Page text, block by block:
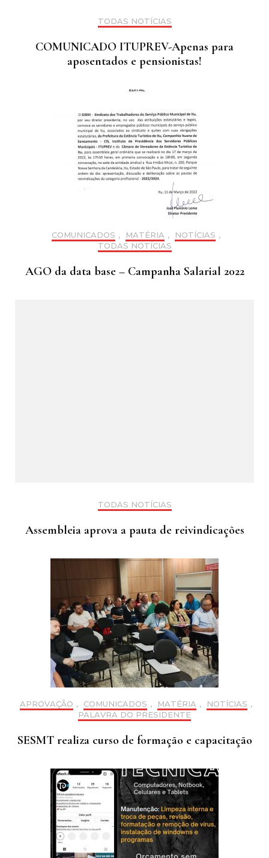
TODAS NOTÍCIAS
COMUNICADO ITUPREV-Apenas para
aposentados e pensionistas!
COMUNICADOS , MATÉRIA , NOTÍCIAS ,
TODAS NOTÍCIAS
AGO da data base – Campanha Salarial 2022
TODAS NOTÍCIAS
Assembleia aprova a pauta de reivindicações
APROVAÇÃO , COMUNICADOS , MATÉRIA , NOTÍCIAS ,
PALAVRA DO PRESIDENTE
SESMT realiza curso de formação e capacitação